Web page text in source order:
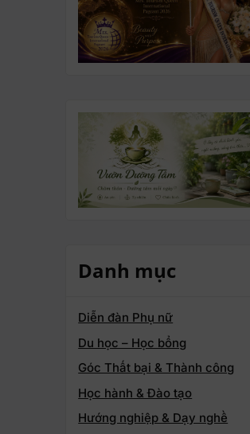
Danh mục
Diễn đàn Phụ nữ
Du học – Học bổng
Góc Thất bại & Thành công
Học hành & Đào tạo
Hướng nghiệp & Dạy nghề